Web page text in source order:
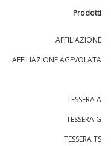
Prodotti
AFFILIAZIONE
AFFILIAZIONE AGEVOLATA
TESSERA A
TESSERA G
TESSERA TS